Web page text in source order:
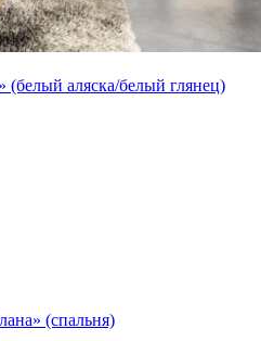
аляска/белый глянец)
(спальня)